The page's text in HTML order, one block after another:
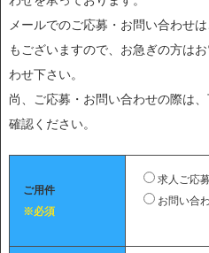
メールでのご応募・お問い合わせ
もございますので、お急ぎの方は
わせ下さい。
尚、ご応募・お問い合わせの際は
確認ください。
ご用件
※必須
求人ご応
お問い合